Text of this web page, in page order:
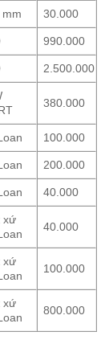
30.000
990.000
2.500.000
380.000
100.000
200.000
40.000
xứ
40.000
xứ
100.000
xứ
800.000